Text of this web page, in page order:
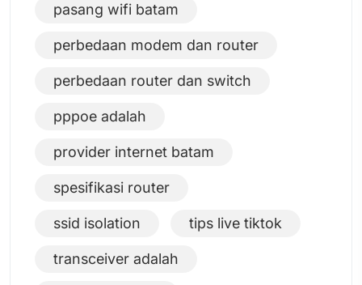
pasang wifi batam
perbedaan modem dan router
perbedaan router dan switch
pppoe adalah
provider internet batam
spesifikasi router
ssid isolation tips live tiktok
transceiver adalah